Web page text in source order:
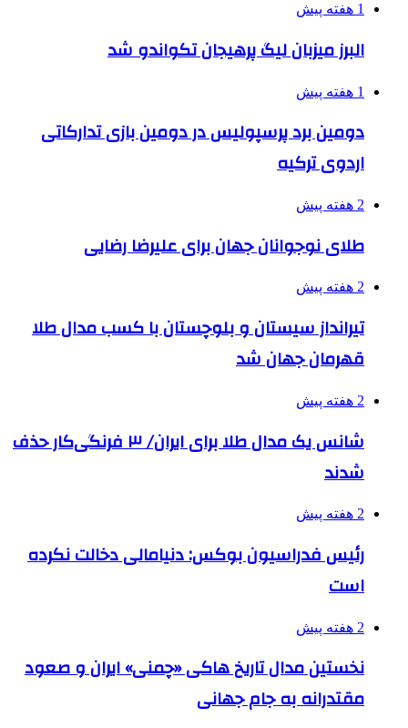
1 هفته پیش
البرز میزبان لیگ پرهیجان تکواندو شد
1 هفته پیش
دومین برد پرسپولیس در دومین بازی تدارکاتی
اردوی ترکیه
2 هفته پیش
طلای نوجوانان جهان برای علیرضا رضایی
2 هفته پیش
تیرانداز سیستان و بلوچستان با کسب مدال طلا
قهرمان جهان شد
2 هفته پیش
شانس یک مدال طلا برای ایران/ ۳ فرنگی‌کار حذف
شدند
2 هفته پیش
رئیس فدراسیون بوکس: دنیامالی دخالت نکرده
است
2 هفته پیش
نخستین مدال تاریخ هاکی «چمنی» ایران و صعود
مقتدرانه به جام جهانی